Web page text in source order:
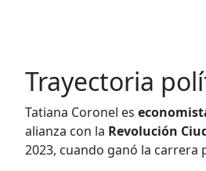
Trayectoria
Tatiana Coronel es
alianza con la Revolución
2023, cuando ganó la carrera